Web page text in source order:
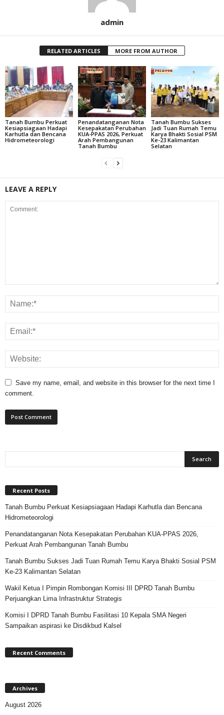
admin
RELATED ARTICLES MORE FROM AUTHOR
Tanah Bumbu Perkuat
Kesiapsiagaan Hadapi
Karhutla dan Bencana
Hidrometeorologi
Penandatanganan Nota
Kesepakatan Perubahan
KUA-PPAS 2026, Perkuat
Arah Pembangunan
Tanah Bumbu
Tanah Bumbu Sukses
Jadi Tuan Rumah Temu
Karya Bhakti Sosial PSM
Ke-23 Kalimantan
Selatan
LEAVE A REPLY
Save my name, email, and website in this browser for the next time I
comment.
Recent Posts
Tanah Bumbu Perkuat Kesiapsiagaan Hadapi Karhutla dan Bencana
Hidrometeorologi
Penandatanganan Nota Kesepakatan Perubahan KUA-PPAS 2026,
Perkuat Arah Pembangunan Tanah Bumbu
Tanah Bumbu Sukses Jadi Tuan Rumah Temu Karya Bhakti Sosial PSM
Ke-23 Kalimantan Selatan
Wakil Ketua I Pimpin Rombongan Komisi III DPRD Tanah Bumbu
Perjuangkan Lima Infrastruktur Strategis
Komisi I DPRD Tanah Bumbu Fasilitasi 10 Kepala SMA Negeri
Sampaikan aspirasi ke Disdikbud Kalsel
Recent Comments
Archives
August 2026